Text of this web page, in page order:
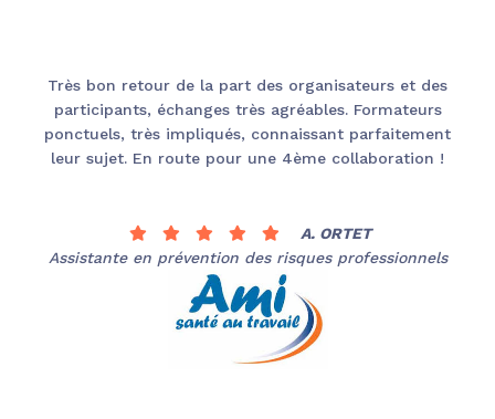
Très bon retour de la part des organisateurs et des
participants, échanges très agréables. Formateurs
ponctuels, très impliqués, connaissant parfaitement
leur sujet. En route pour une 4ème collaboration !
A. ORTET
Assistante en prévention des risques professionnels